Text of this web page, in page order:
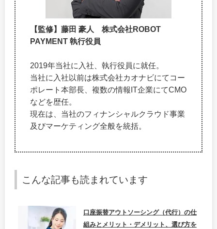
【監修】藤田 豪人 株式会社ROBOT
PAYMENT 執行役員
2019年当社に入社、執行役員に就任。
当社に入社以前は株式会社カオナビにてコー
ポレート本部長、複数の情報IT企業にてCMO
などを歴任。
現在は、当社のフィナンシャルクラウド事業
及びマーケティング全般を統括。
こんな記事も読まれています
口座振替アウトソーシング（代行）の仕
組みとメリット・デメリット、選び方を